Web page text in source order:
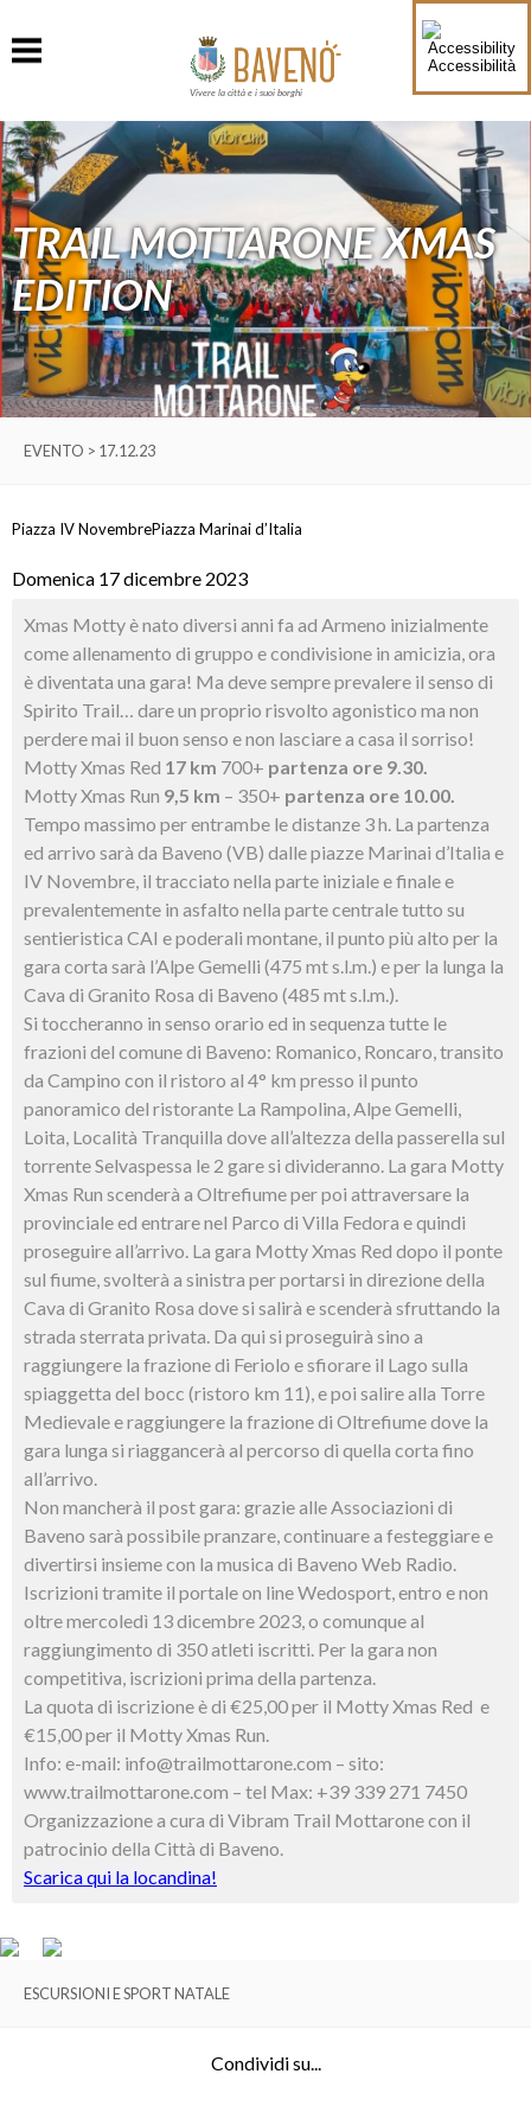
Accessibilità
Vivere la città e i suoi borghi
TRAIL MOTTARONE XMAS
EDITION
EVENTO > 17.12.23
Piazza IV NovembrePiazza Marinai d’Italia
Domenica 17 dicembre 2023
Xmas Motty è nato diversi anni fa ad Armeno inizialmente
come allenamento di gruppo e condivisione in amicizia, ora
è diventata una gara! Ma deve sempre prevalere il senso di
Spirito Trail… dare un proprio risvolto agonistico ma non
perdere mai il buon senso e non lasciare a casa il sorriso!
Motty Xmas Red 17 km 700+ partenza ore 9.30.
Motty Xmas Run 9,5 km – 350+ partenza ore 10.00.
Tempo massimo per entrambe le distanze 3 h. La partenza
ed arrivo sarà da Baveno (VB) dalle piazze Marinai d’Italia e
IV Novembre, il tracciato nella parte iniziale e finale e
prevalentemente in asfalto nella parte centrale tutto su
sentieristica CAI e poderali montane, il punto più alto per la
gara corta sarà l’Alpe Gemelli (475 mt s.l.m.) e per la lunga la
Cava di Granito Rosa di Baveno (485 mt s.l.m.).
Si toccheranno in senso orario ed in sequenza tutte le
frazioni del comune di Baveno: Romanico, Roncaro, transito
da Campino con il ristoro al 4° km presso il punto
panoramico del ristorante La Rampolina, Alpe Gemelli,
Loita, Località Tranquilla dove all’altezza della passerella sul
torrente Selvaspessa le 2 gare si divideranno. La gara Motty
Xmas Run scenderà a Oltrefiume per poi attraversare la
provinciale ed entrare nel Parco di Villa Fedora e quindi
proseguire all’arrivo. La gara Motty Xmas Red dopo il ponte
sul fiume, svolterà a sinistra per portarsi in direzione della
Cava di Granito Rosa dove si salirà e scenderà sfruttando la
strada sterrata privata. Da qui si proseguirà sino a
raggiungere la frazione di Feriolo e sfiorare il Lago sulla
spiaggetta del bocc (ristoro km 11), e poi salire alla Torre
Medievale e raggiungere la frazione di Oltrefiume dove la
gara lunga si riaggancerà al percorso di quella corta fino
all’arrivo.
Non mancherà il post gara: grazie alle Associazioni di
Baveno sarà possibile pranzare, continuare a festeggiare e
divertirsi insieme con la musica di Baveno Web Radio.
Iscrizioni tramite il portale on line Wedosport, entro e non
oltre mercoledì 13 dicembre 2023, o comunque al
raggiungimento di 350 atleti iscritti. Per la gara non
competitiva, iscrizioni prima della partenza.
La quota di iscrizione è di €25,00 per il Motty Xmas Red e
€15,00 per il Motty Xmas Run.
Info: e-mail: info@trailmottarone.com – sito:
www.trailmottarone.com – tel Max: +39 339 271 7450
Organizzazione a cura di Vibram Trail Mottarone con il
patrocinio della Città di Baveno.
Scarica qui la locandina!
ESCURSIONI E SPORT NATALE
Condividi su...